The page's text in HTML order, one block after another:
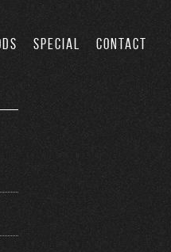
SPECIAL CONTACT